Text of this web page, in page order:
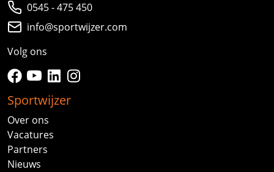
0545 - 475 450
info@sportwijzer.com
Volg ons
facebookyoutubelinkedininstagram
Sportwijzer
Over ons
Vacatures
Partners
Nieuws